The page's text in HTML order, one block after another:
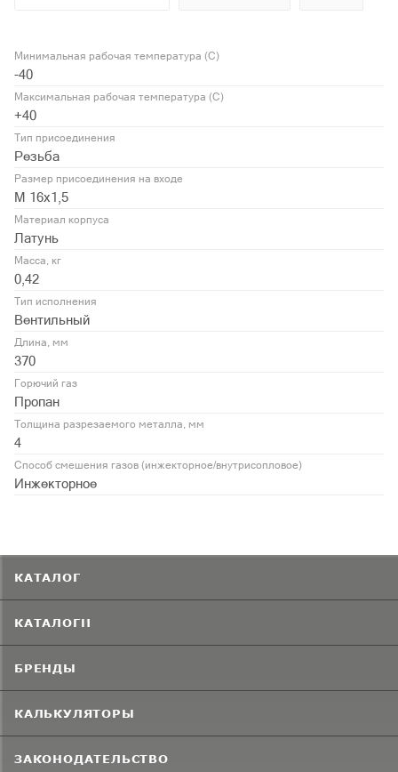
Минимальная рабочая температура (С)
-40
Максимальная рабочая температура (С)
+40
Тип присоединения
Резьба
Размер присоединения на входе
М 16х1,5
Материал корпуса
Латунь
Масса, кг
0,42
Тип исполнения
Вентильный
Длина, мм
370
Горючий газ
Пропан
Толщина разрезаемого металла, мм
4
Способ смешения газов (инжекторное/внутрисопловое)
Инжекторное
КАТАЛОГ
КАТАЛОГИ
БРЕНДЫ
КАЛЬКУЛЯТОРЫ
ЗАКОНОДАТЕЛЬСТВО